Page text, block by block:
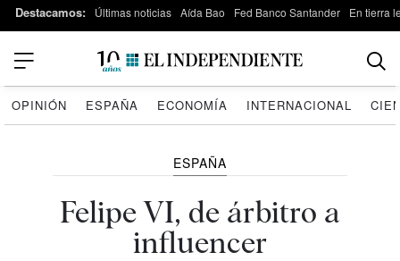
Destacamos: Últimas noticias Aída Bao Fed Banco Santander En tierra
OPINIÓN ESPAÑA ECONOMÍA INTERNACIONAL
ESPAÑA
Felipe VI, de árbitro a
influencer